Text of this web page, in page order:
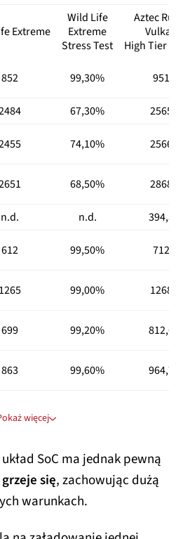
2009
Extreme
Wild Life
Extreme
Stress Test
Aztec
Vulkan
High Tier
852 99,30% 951
67,30%
2565
74,10% 2566
68,50% 2868
n.d. n.d.
394,3
612 99,50% 712
1265 99,00% 1268
699 99,20% 812,6
863 99,60% 964,7
-
358 99,20%
858 952.5
1160 99,60%
więcej
SoC ma jednak pewną
się, zachowując dużą
warunkach.